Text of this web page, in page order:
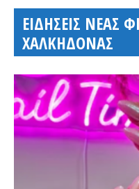
ΕΙΔΗΣΕΙΣ ΝΕΑΣ
ΧΑΛΚΗΔΟΝΑΣ